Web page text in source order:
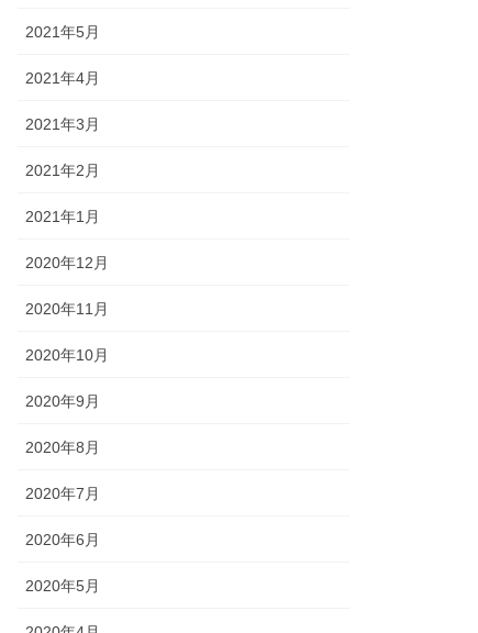
2021年5月
2021年4月
2021年3月
2021年2月
2021年1月
2020年12月
2020年11月
2020年10月
2020年9月
2020年8月
2020年7月
2020年6月
2020年5月